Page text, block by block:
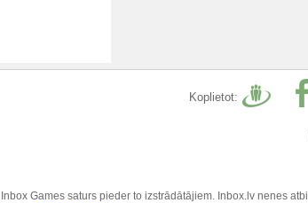
Koplietot:
Inbox Games saturs pieder to izstrādātājiem. Inbox.lv nenes